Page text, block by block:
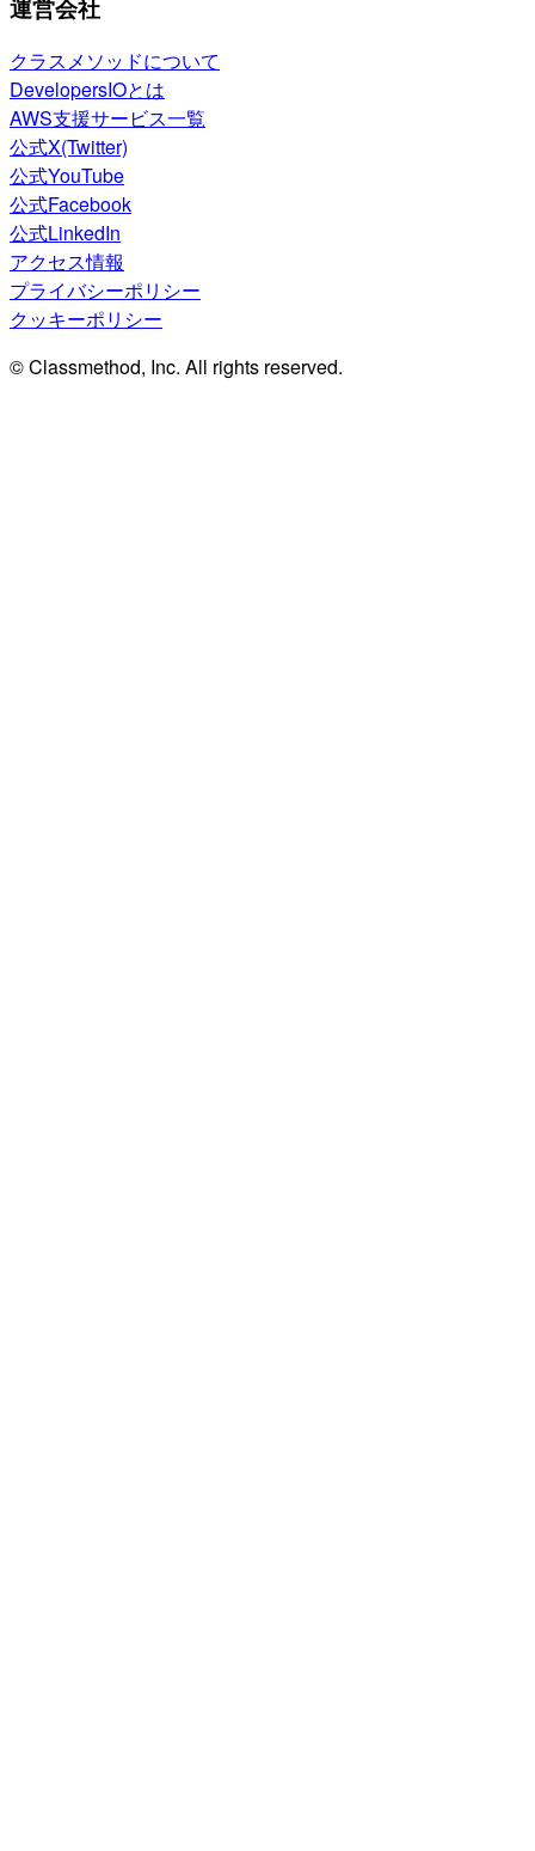
運営会社
クラスメソッドについて
DevelopersIOとは
AWS支援サービス一覧
公式X(Twitter)
公式YouTube
公式Facebook
公式LinkedIn
アクセス情報
プライバシーポリシー
クッキーポリシー
© Classmethod, Inc. All rights reserved.